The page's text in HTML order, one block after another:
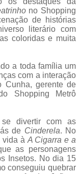
no Shopping
de histórias
literário com
coloridas e muita
a toda família um
com a interação
Cunha, gerente de
Shopping Metrô
se divertir com as
de Cinderela. No
vida à A Cigarra e a
as personagens
Insetos. No dia 15
conseguiu quebrar